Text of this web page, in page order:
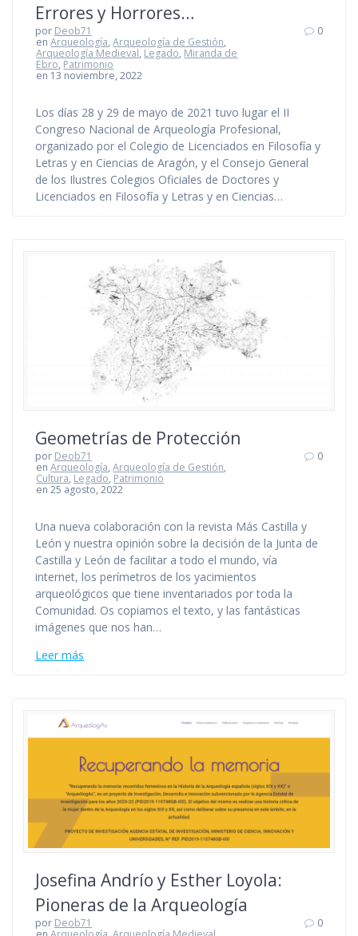
Errores y Horrores…
por Deob71
enArqueología,Arqueología de Gestión,
Arqueología Medieval, Legado, Miranda de
Ebro, Patrimonio
en 13 noviembre, 2022
0
Los días 28 y 29 de mayo de 2021 tuvo lugar el II
Congreso Nacional de Arqueología Profesional,
organizado por el Colegio de Licenciados en Filosofía y
Letras y en Ciencias de Aragón, y el Consejo General
de los Ilustres Colegios Oficiales de Doctores y
Licenciados en Filosofía y Letras y en Ciencias…
Geometrías de Protección
por Deob71
enArqueología,Arqueología de Gestión,
Cultura, Legado, Patrimonio
en 25 agosto, 2022
0
Una nueva colaboración con la revista Más Castilla y
León y nuestra opinión sobre la decisión de la Junta de
Castilla y León de facilitar a todo el mundo, vía
internet, los perímetros de los yacimientos
arqueológicos que tiene inventariados por toda la
Comunidad. Os copiamos el texto, y las fantásticas
imágenes que nos han…
Leer más
Josefina Andrío y Esther Loyola:
Pioneras de la Arqueología
por Deob71
0